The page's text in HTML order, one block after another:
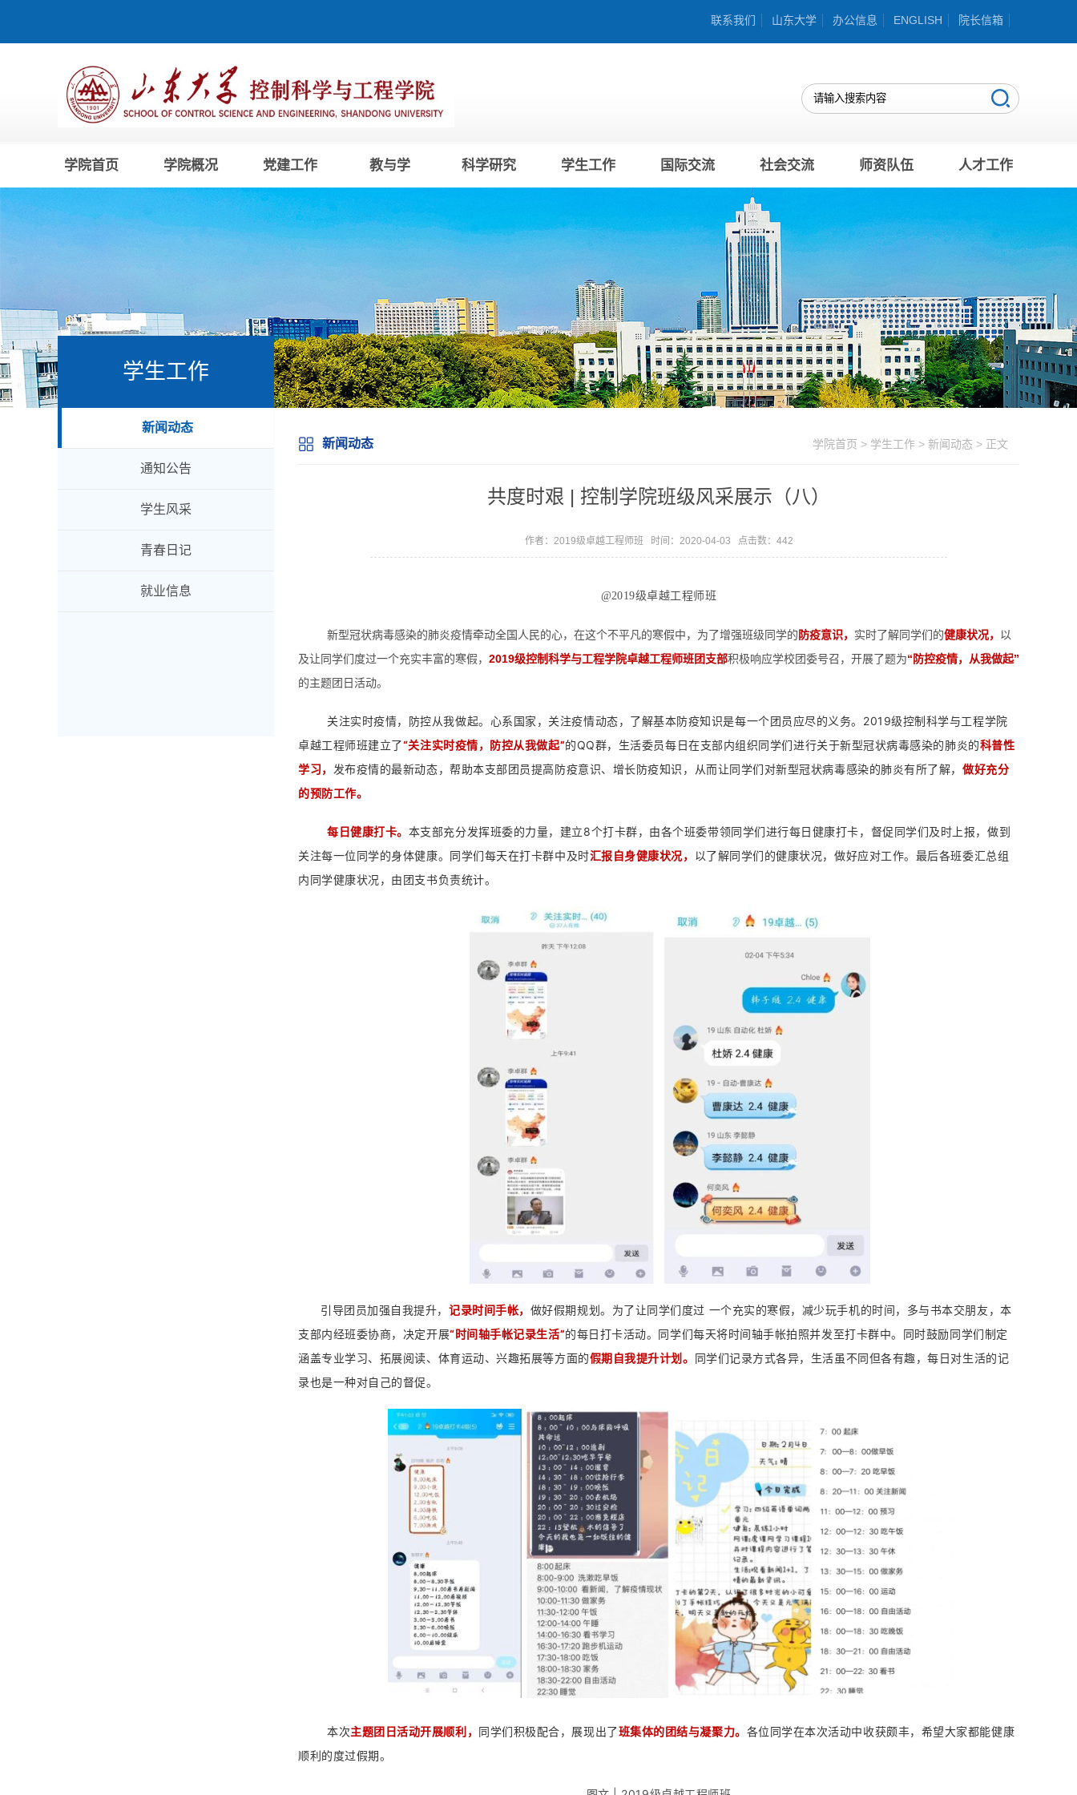
联系我们 山东大学 办公信息 ENGLISH 院长信箱
学院首页 学院概况 党建工作 教与学 科学研究 学生工作 国际交流 社会交流 师资队伍 人才工作
学生工作
新闻动态
通知公告
学生风采
青春日记
就业信息
新闻动态 学院首页 > 学生工作 > 新闻动态 > 正文
共度时艰 | 控制学院班级风采展示（八）
作者：2019级卓越工程师班 时间：2020-04-03 点击数： 442
@2019级卓越工程师班
新型冠状病毒感染的肺炎疫情牵动全国人民的心，在这个不平凡的寒假中，为了增强班级同学的防疫意识， 实时了解同学们的健康状况，
以
及让同学们度过一个充实丰富的寒假， 2019级控制科学与工程学院卓越工程师班团支部积极响应学校团委号召，开展了题为“防控疫情，从我做起”
的主题团日活动。
关注实时疫情，防控从我做起。心系国家，关注疫情动态，了解基本防疫知识是每一个团员应尽的义务。2019级控制科学与工程学院
卓越工程师班建立了“关注实时疫情，防控从我做起”的QQ群，生活委员每日在支部内组织同学们进行关于新型冠状病毒感染的肺炎的科普性
学习， 发布疫情的最新动态，帮助本支部团员提高防疫意识、增长防疫知识，从而让同学们对新型冠状病毒感染的肺炎有所了解，做好充分
的预防工作。
每日健康打卡。 本支部充分发挥班委的力量，建立8个打卡群，由各个班委带领同学们进行每日健康打卡，督促同学们及时上报，做到
关注每一位同学的身体健康。同学们每天在打卡群中及时汇报自身健康状况， 以了解同学们的健康状况，做好应对工作。最后各班委汇总组
内同学健康状况，由团支书负责统计。
引导团员加强自我提升， 记录时间手帐， 做好假期规划。为了让同学们度过 一个充实的寒假，减少玩手机的时间，多与书本交朋友，本
支部内经班委协商，决定开展“时间轴手帐记录生活”的每日打卡活动。同学们每天将时间轴手帐拍照并发至打卡群中。同时鼓励同学们制定
涵盖专业学习、拓展阅读、体育运动、兴趣拓展等方面的假期自我提升计划。 同学们记录方式各异，生活虽不同但各有趣，每日对生活的记
录也是一种对自己的督促。
本次主题团日活动开展顺利， 同学们积极配合，展现出了班集体的团结与凝聚力。 各位同学在本次活动中收获颇丰，希望大家都能健康
顺利的度过假期。